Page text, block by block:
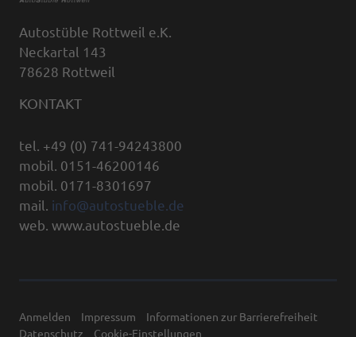
Autostüble Rottweil e.K.
Neckartal 143
78628 Rottweil
KONTAKT
tel. +49 (0) 741-94243800
mobil. 0151-46200146
mobil. 0171-8301697
mail. info@autostueble.de
web. www.autostueble.de
Anmelden Impressum
Informationen zur Barrierefreiheit
Datenschutz
Cookie-Einstellungen